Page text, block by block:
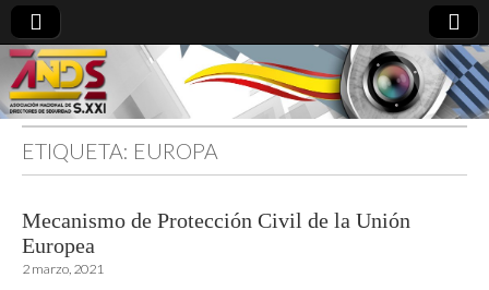
directoresdeseguridad.es
ETIQUETA: EUROPA
Mecanismo de Protección Civil de la Unión
Europea
2 marzo, 2021